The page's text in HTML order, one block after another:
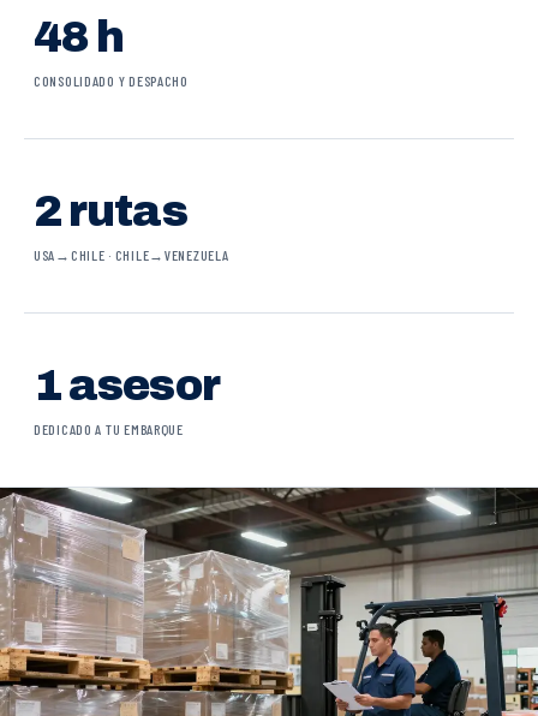
48 h
CONSOLIDADO Y DESPACHO
2 rutas
USA→CHILE · CHILE→VENEZUELA
1 asesor
DEDICADO A TU EMBARQUE